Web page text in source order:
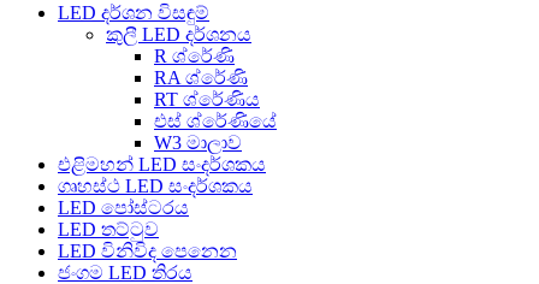
LED දර්ශන විසඳුම්
කුලී LED දර්ශනය
R ශ්රේණි
RA ශ්රේණි
RT ශ්රේණිය
එස් ශ්රේණියේ
W3 මාලාව
එළිමහන් LED සංදර්ශකය
ගෘහස්ථ LED සංදර්ශකය
LED පෝස්ටරය
LED තට්ටුව
LED විනිවිද පෙනෙන
ජංගම LED තිරය